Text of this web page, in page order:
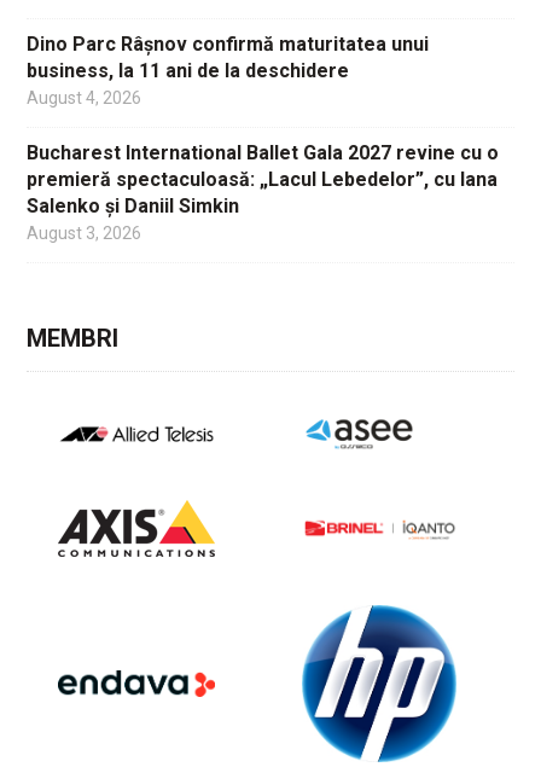
Dino Parc Râșnov confirmă maturitatea unui
business, la 11 ani de la deschidere
August 4, 2026
Bucharest International Ballet Gala 2027 revine cu o
premieră spectaculoasă: „Lacul Lebedelor”, cu Iana
Salenko și Daniil Simkin
August 3, 2026
MEMBRI